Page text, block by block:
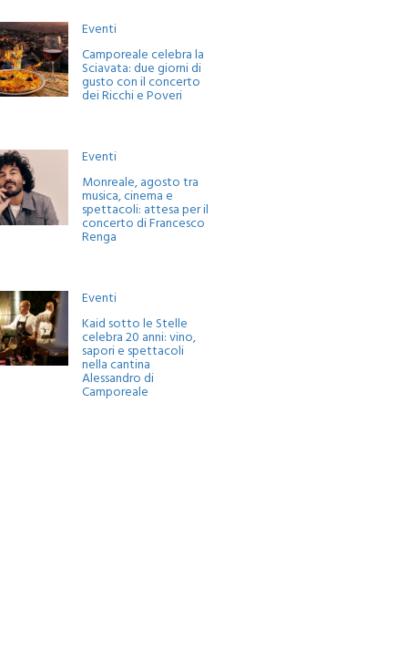
Eventi
Camporeale celebra la
Sciavata: due giorni di
gusto con il concerto
dei Ricchi e Poveri
Eventi
Monreale, agosto tra
musica, cinema e
spettacoli: attesa per il
concerto di Francesco
Renga
Eventi
Kaid sotto le Stelle
celebra 20 anni: vino,
sapori e spettacoli
nella cantina
Alessandro di
Camporeale